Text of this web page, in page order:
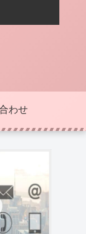
わせ